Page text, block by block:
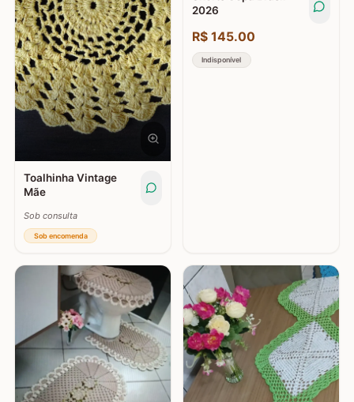
Toalhinha Vintage
Mãe
Sob consulta
Sob encomenda
2026
R$ 145.00
Indisponível